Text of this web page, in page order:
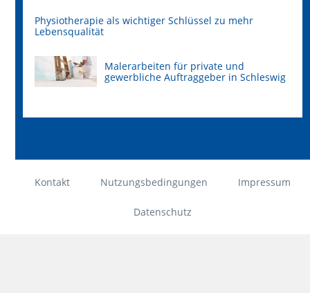
Physiotherapie als wichtiger Schlüssel zu mehr
Lebensqualität
Malerarbeiten für private und
gewerbliche Auftraggeber in Schleswig
Kontakt Nutzungsbedingungen Impressum
Datenschutz